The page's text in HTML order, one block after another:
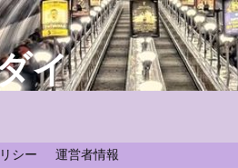
イ
シー 運営者情報